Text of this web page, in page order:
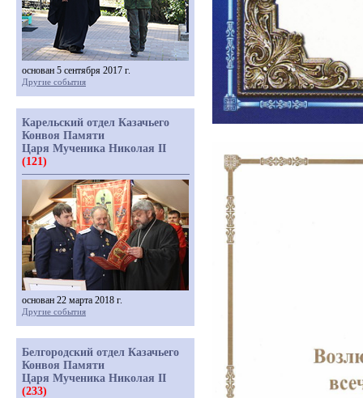
основан 5 сентября 2017 г.
Другие события
Карельский отдел Казачьего
Конвоя Памяти
Царя Мученика Николая II
(121)
основан 22 марта 2018 г.
Другие события
Белгородский отдел Казачьего
Конвоя Памяти
Царя Мученика Николая II
(233)